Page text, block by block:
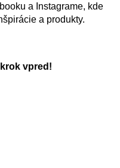
a Instagrame, kde
a produkty.
vpred!